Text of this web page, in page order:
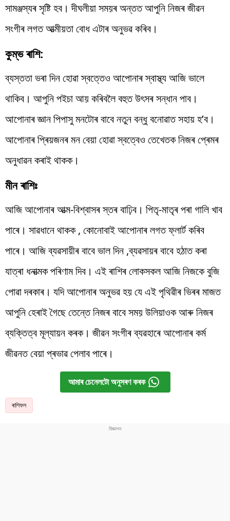
সামঞ্জস্যৰ সৃষ্টি হব। দীঘলীয়া সময়ৰ অন্তত আপুনি নিজৰ জীৱন
সংগীৰ লগত আত্মীয়তা বোধ এটাৰ অনুভৱ কৰিব।
কুম্ভ ৰাশি:
ব্যস্ততা ভৰা দিন হোৱা স্বত্তেও আপোনাৰ স্বাস্থ্য আজি ভালে
থাকিব। আপুনি পইচা আয় কৰিবলৈ বহুত উৎসৰ সন্ধান পাব।
আপোনাৰ জ্ঞান পিপাসু মনটোৰ বাবে নতুন বন্ধু বনোৱাত সহায় হ’ব।
আপোনাৰ প্ৰিয়জনৰ মন বেয়া হোৱা স্বত্বেও তেখেতক নিজৰ প্ৰেমৰ
অনুধাৱন কৰাই থাকক।
মীন ৰাশিঃ
আজি আপোনাৰ আত্ম-বিশ্বাসৰ স্তৰ বাঢ়িব। পিতৃ-মাতৃৰ পৰা গালি খাব
পাৰে। সাৱধানে থাকক , কোনোবাই আপোনাৰ লগত ফ্লাৰ্ট কৰিব
পাৰে। আজি ব্যৱসায়ীৰ বাবে ভাল দিন ,ব্যৱসায়ৰ বাবে হঠাত কৰা
যাত্ৰা ধনাত্মক পৰিণাম দিব। এই ৰাশিৰ লোকসকল আজি নিজকে বুজি
পোৱা দৰকাৰ। যদি আপোনাৰ অনুভৱ হয় যে এই পৃথিৱীৰ ভিৰৰ মাজত
আপুনি হেৰাই গৈছে তেন্তে নিজৰ বাবে সময় উলিয়াওক আৰু নিজৰ
ব্যক্তিত্ব মূল্যায়ন কৰক। জীৱন সংগীৰ ব্যৱহাৰে আপোনাৰ কৰ্ম
জীৱনত বেয়া প্ৰভাৱ পেলাব পাৰে।
আমাৰ চেনেলটো অনুসৰণ কৰক
ৰাশিফল